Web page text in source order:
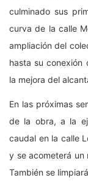
culminado sus
curva de la calle
ampliación del
hasta su conexión
la mejora del
En las próximas
de la obra, a la
caudal en la calle
y se acometerá un
También se